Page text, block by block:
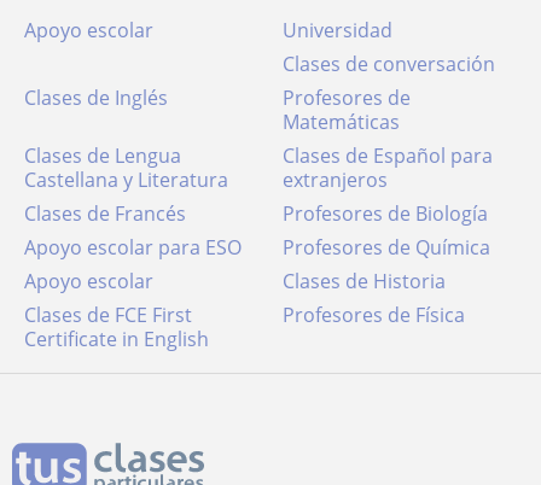
Apoyo escolar
Universidad
Clases de conversación
Clases de Inglés
Profesores de
Matemáticas
Clases de Lengua
Castellana y Literatura
Clases de Español para
extranjeros
Clases de Francés
Profesores de Biología
Apoyo escolar para ESO
Profesores de Química
Apoyo escolar
Clases de Historia
Clases de FCE First
Certificate in English
Profesores de Física